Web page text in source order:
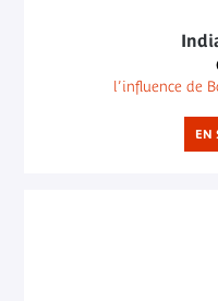
l’influence de
EN